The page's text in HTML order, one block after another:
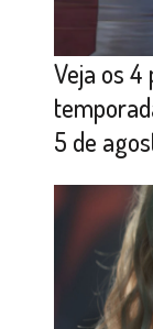
Veja os
5 de